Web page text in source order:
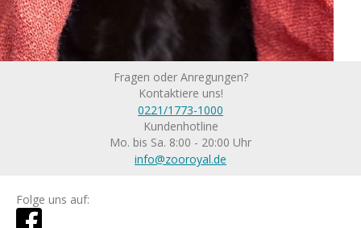
Fragen oder Anregungen?
Kontaktiere uns!
0221/1773-1000
Kundenhotline
Mo. bis Sa. 8:00 - 20:00 Uhr
info@zooroyal.de
Folge uns auf: